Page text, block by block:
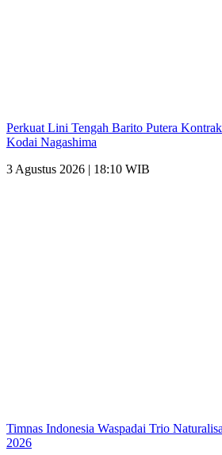
Perkuat Lini Tengah Barito Putera
Kodai Nagashima
3 Agustus 2026 | 18:10 WIB
Timnas Indonesia Waspadai Trio
2026